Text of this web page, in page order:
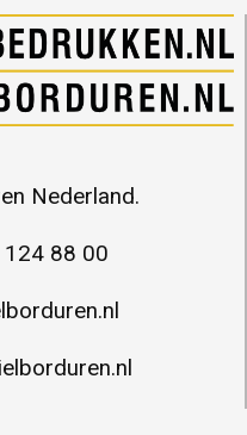
Nederland.
88 00